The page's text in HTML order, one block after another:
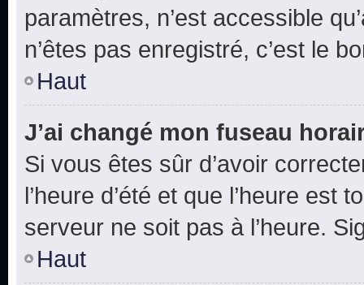
paramètres, n’est accessible
n’êtes pas enregistré, c’est le
Haut
J’ai changé mon fuseau
Si vous êtes sûr d’avoir
l’heure d’été et que l’heure est
serveur ne soit pas à l’heure.
Haut